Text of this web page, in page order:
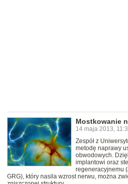
Mostkowanie
14 maja 2013,
Zespół z
metodę naprawy
obwodowych.
implantowi oraz
regeneracyjnemu
GRG), który nasila wzrost nerwu, można